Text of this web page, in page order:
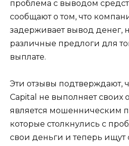
проблема с выводом
сообщают о том, что
задерживает вывод денег,
различные предлоги для
выплате.
Эти отзывы подтверждают,
Capital не выполняет своих
является мошенническим
которые столкнулись с
свои деньги и теперь ищут